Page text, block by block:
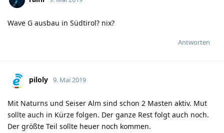
Wave G ausbau in Südtirol? nix?
Antworten
piloly 9. Mai 2019
Mit Naturns und Seiser Alm sind schon 2 Masten aktiv. Mut
sollte auch in Kürze folgen. Der ganze Rest folgt auch noch.
Der größte Teil sollte heuer noch kommen.